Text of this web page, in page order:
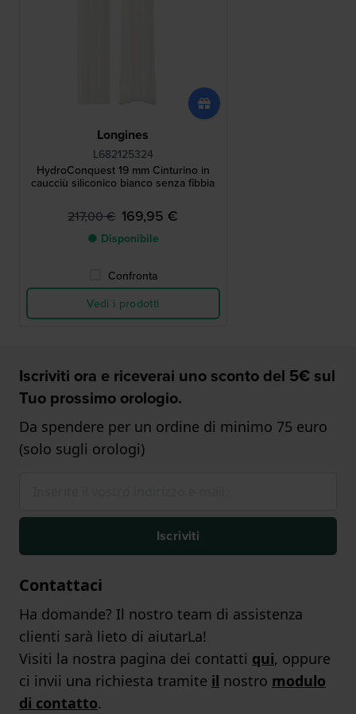
Longines
L682125324
HydroConquest 19 mm Cinturino in
caucciù siliconico bianco senza fibbia
217,00 € 169,95 €
● Disponibile
Confronta
Vedi i prodotti
Iscriviti ora e riceverai uno sconto del 5€ sul
Tuo prossimo orologio.
Da spendere per un ordine di minimo 75 euro
(solo sugli orologi)
Iscriviti
Contattaci
Ha domande? Il nostro team di assistenza
clienti sarà lieto di aiutarLa!
Visiti la nostra pagina dei contatti qui, oppure
ci invii una richiesta tramite il nostro modulo
di contatto.